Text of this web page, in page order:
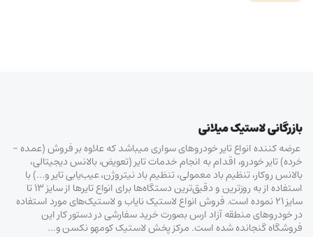
بازرگانی لاستیک میلانی
عرضه کننده انواع تایر خودروهای سواری میباشد که علاوه بر فروش (عمده –
خرده‌) تایر خودرو، اقدام به انجام خدمات تایر (تعویض، بالانس دیجیتالی،
بالانس روکار، تنظیم باد معمولی، تنظیم باد نیتروژن، عیب‌یابی تایر و…) با
استفاده از به روزترین و دقیق‌ترین دستگاه‌ها برای انواع تایرها از سایز ۱۳ تا
سایز ۲۱ نموده است. فروش انواع لاستیک‌ نایاب و لاستیک‌های مورد استفاده
در خودروهای منطقه آزاد ارس بصورت خرید سفارشی در دستور کار این
فروشگاه گنجانده شده است. مرکز پخش لاستیک کومهو نکسن و…